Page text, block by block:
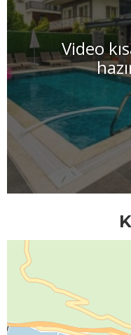
Video